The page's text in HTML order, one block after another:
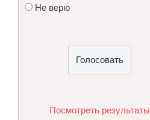
Не верю
Посмотреть результаты